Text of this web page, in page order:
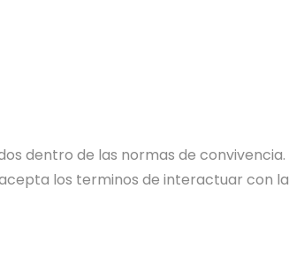
dentro de las normas de convivencia.
los terminos de interactuar con la